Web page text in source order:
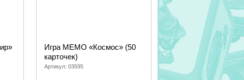
Игра МЕМО «Космос» (50
карточек)
Артикул: 03595